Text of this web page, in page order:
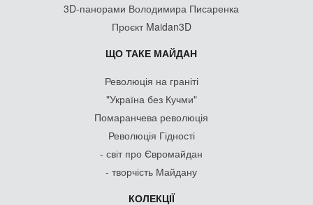
3D-панорами Володимира Писаренка
Проєкт Maidan3D
ЩО ТАКЕ МАЙДАН
Революція на граніті
"Україна без Кучми"
Помаранчева революція
Революція Гідності
- світ про Євромайдан
- творчість Майдану
КОЛЕКЦІЇ